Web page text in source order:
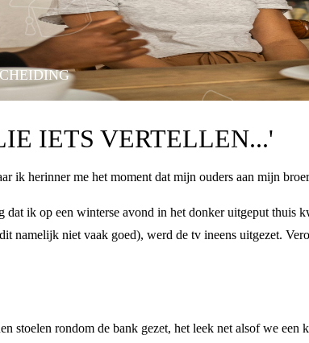
IETS VERTELLEN...'
ik herinner me het moment dat mijn ouders aan mijn
dat ik op een winterse avond in het donker uitgeput thuis
namelijk niet vaak goed), werd de tv ineens uitgezet.
stoelen rondom de bank gezet, het leek net alsof we